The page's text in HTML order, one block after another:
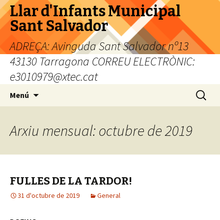
Llar d'Infants Municipal
Sant Salvador
ADREÇA: Avinguda Sant Salvador nº13
43130 Tarragona CORREU ELECTRÒNIC:
e3010979@xtec.cat
Menú Cerca:
Arxiu mensual: octubre de 2019
FULLES DE LA TARDOR!
31 d'octubre de 2019 General